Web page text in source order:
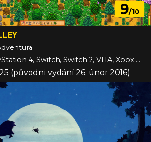
9/10
Android, PC, PlayStation 4, Switch, Switch 2, VITA, Xbox One, iOS
(původní vydání 26. únor 2016)